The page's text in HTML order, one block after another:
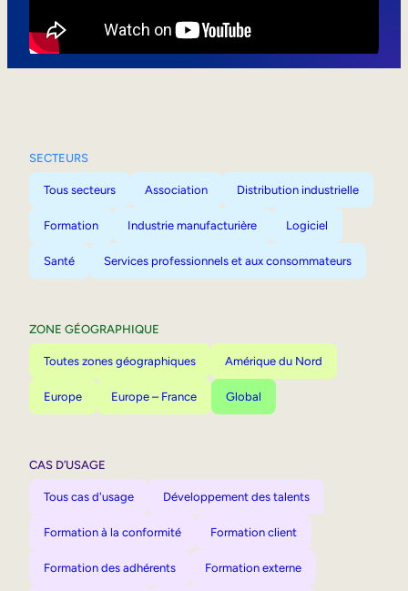
SECTEURS
Tous secteurs Association Distribution industrielle
Formation Industrie manufacturière Logiciel
Santé Services professionnels et aux consommateurs
ZONE GÉOGRAPHIQUE
Toutes zones géographiques Amérique du Nord
Europe Europe – France Global
CAS D’USAGE
Tous cas d'usage Développement des talents
Formation à la conformité Formation client
Formation des adhérents Formation externe